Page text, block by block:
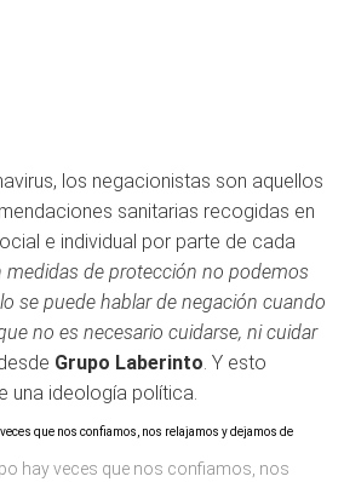
los negacionistas son aquellos
sanitarias recogidas en
e individual por parte de cada
medidas de protección no podemos
se puede hablar de negación cuando
no es necesario cuidarse, ni cuidar
Grupo Laberinto. Y esto
una ideología política.
hay veces que nos confiamos, nos